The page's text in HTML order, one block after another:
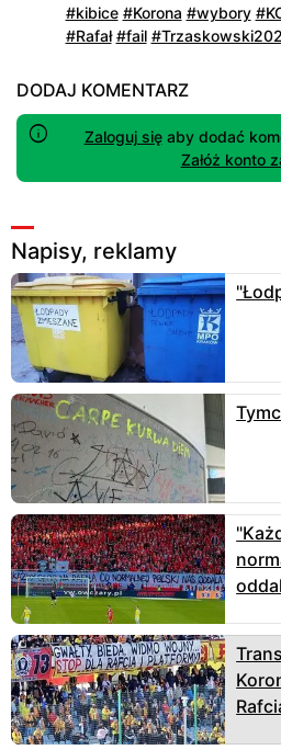
#kibice #Korona #wybory
#Rafał #fail
DODAJ KOMENTARZ
Zaloguj sięaby dodać
Załóż konto
Napisy, reklamy